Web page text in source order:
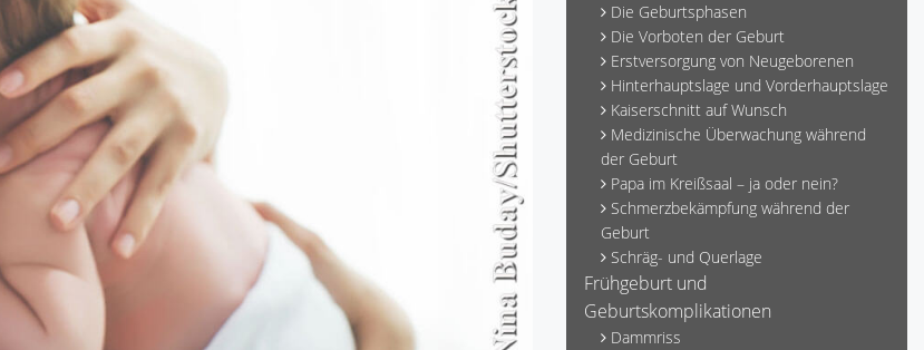
Die Geburtsphasen
Die Vorboten der Geburt
Erstversorgung von Neugeborenen
Hinterhauptslage und Vorderhauptslage
Kaiserschnitt auf Wunsch
Medizinische Überwachung während
der Geburt
Papa im Kreißsaal – ja oder nein?
Schmerzbekämpfung während der
Geburt
Schräg- und Querlage
Frühgeburt und
Geburtskomplikationen
Dammriss